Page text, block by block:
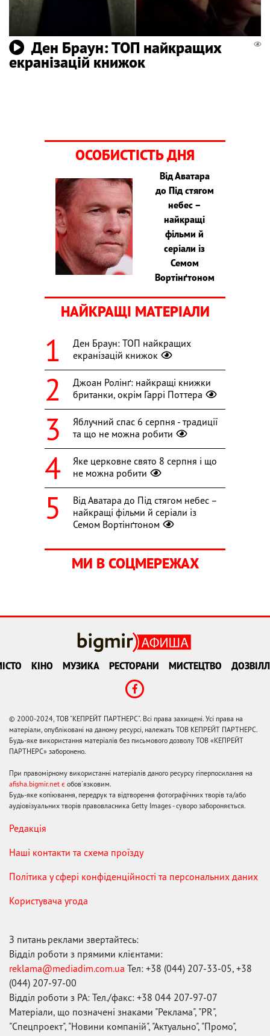
Ден Браун: ТОП найкращих
екранізацій книжок
ОСОБИСТІСТЬ ДНЯ
Від Аватара
до Під стягом
небес –
найкращі
фільми й
серіали із
Семом
Вортінґтоном
НАЙКРАЩІ МАТЕРІАЛИ
Ден Браун: ТОП найкращих
екранізацій книжок
Джоан Ролінґ: найкращі книжки
британки, окрім Гаррі Поттера
Яблучний спас 6 серпня - традиції
та що не можна робити
Яке церковне свято 8 серпня і що
не можна робити
Від Аватара до Під стягом небес –
найкращі фільми й серіали із
Семом Вортінґтоном
МИ В СОЦМЕРЕЖАХ
КІНО МУЗИКА РЕСТОРАНИ МИСТЕЦТВО
© 2000-2024, ТОВ "КЕПРЕЙТ ПАРТНЕРС". Всі права захищені. Усі права на
матеріали, опубліковані на даному ресурсі, належать ТОВ КЕПРЕЙТ ПАРТНЕРС.
Будь-яке використання матеріалів без письмового дозволу ТОВ «КЕПРЕЙТ
ПАРТНЕРС» заборонено.
При правомірному використанні матеріалів даного ресурсу гіперпосилання на
afisha.bigmir.net є обов'язковим.
Будь-яке копіювання, передрук та відтворення фотографічних творів та/або
аудіовізуальних творів правовласника Getty Images - суворо забороняється.
Редакція
Наші контакти та схема проїзду
Політика у сфері конфіденційності та персональних даних
Користувача угода
З питань реклами звертайтесь:
Відділ роботи з прямими клієнтами:
reklama@mediadim.com.ua Тел: +38 (044) 207-33-05, +38
(044) 207-97-00
Відділ роботи з РА: Тел./факс: +38 044 207-97-07
Матеріали, що позначені знаками "Реклама", "PR",
"Спецпроект", "Новини компаній", "Актуально", "Промо",